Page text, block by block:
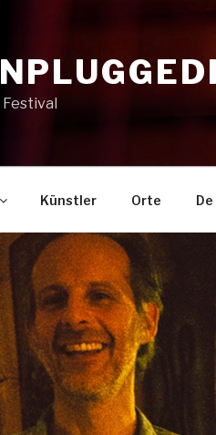
Festival
Künstler Orte